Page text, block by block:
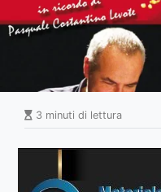
3 minuti di lettura